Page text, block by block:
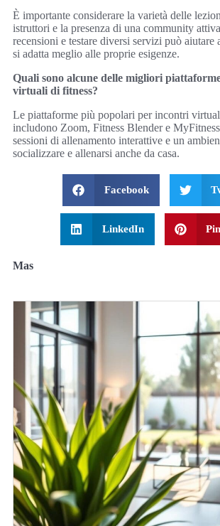
È importante considerare la varietà delle
istruttori e la presenza di una community
recensioni e testare diversi servizi può aiutare
si adatta meglio alle proprie esigenze.
Quali sono alcune delle migliori
virtuali di fitness?
Le piattaforme più popolari per incontri
includono Zoom, Fitness Blender e
sessioni di allenamento interattive e un
socializzare e allenarsi anche da casa.
Facebook
LinkedIn
Mas